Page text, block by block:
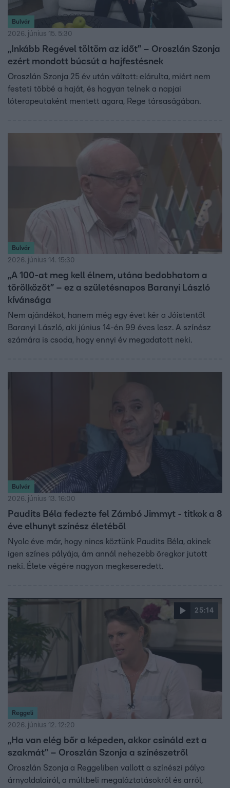
Bulvár
2026. június 15. 5:30
„Inkább Regével töltöm az időt” – Oroszlán Szonja
ezért mondott búcsút a hajfestésnek
Oroszlán Szonja 25 év után váltott: elárulta, miért nem
festeti többé a haját, és hogyan telnek a napjai
lóterapeutaként mentett agara, Rege társaságában.
Bulvár
2026. június 14. 15:30
„A 100-at meg kell élnem, utána bedobhatom a
törölközőt” – ez a születésnapos Baranyi László
kívánsága
Nem ajándékot, hanem még egy évet kér a Jóistentől
Baranyi László, aki június 14-én 99 éves lesz. A színész
számára is csoda, hogy ennyi év megadatott neki.
Bulvár
2026. június 13. 16:00
Paudits Béla fedezte fel Zámbó Jimmyt - titkok a 8
éve elhunyt színész életéből
Nyolc éve már, hogy nincs köztünk Paudits Béla, akinek
igen színes pályája, ám annál nehezebb öregkor jutott
neki. Élete végére nagyon megkeseredett.
25:14
Reggeli
2026. június 12. 12:20
„Ha van elég bőr a képeden, akkor csináld ezt a
szakmát” – Oroszlán Szonja a színészetről
Oroszlán Szonja a Reggeliben vallott a színészi pálya
árnyoldalairól, a múltbeli megaláztatásokról és arról,